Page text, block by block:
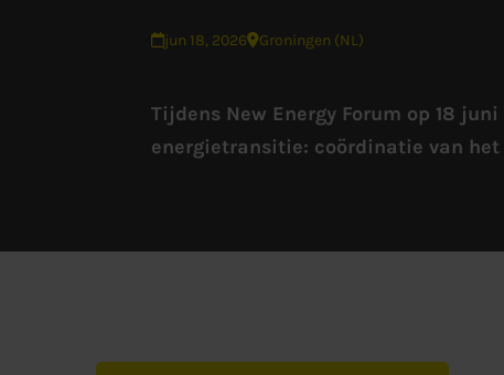
jun 18, 2026 Groningen (NL)
Tijdens New Energy Forum op 18
energietransitie: coördinatie van het